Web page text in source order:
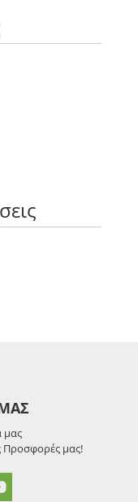
μας
Προσφορές μας!